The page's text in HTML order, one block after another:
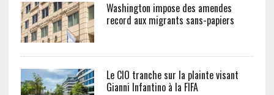
Washington impose des amendes
record aux migrants sans-papiers
Le CIO tranche sur la plainte visant
Gianni Infantino à la FIFA